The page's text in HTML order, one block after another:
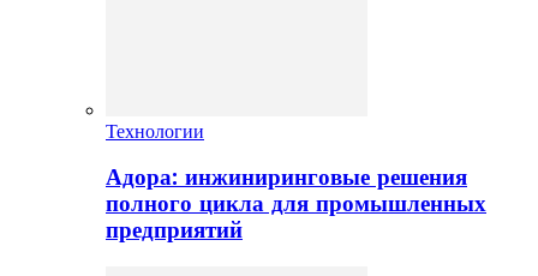
Технологии
Адора: инжиниринговые решения
полного цикла для промышленных
предприятий